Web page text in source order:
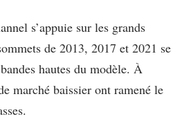
s’appuie sur les grands
de 2013, 2017 et 2021 se
hautes du modèle. À
marché baissier ont ramené le